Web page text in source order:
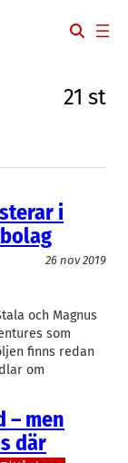
21 st
i
26 nov 2019
och Magnus
som
finns redan
om
– men
där